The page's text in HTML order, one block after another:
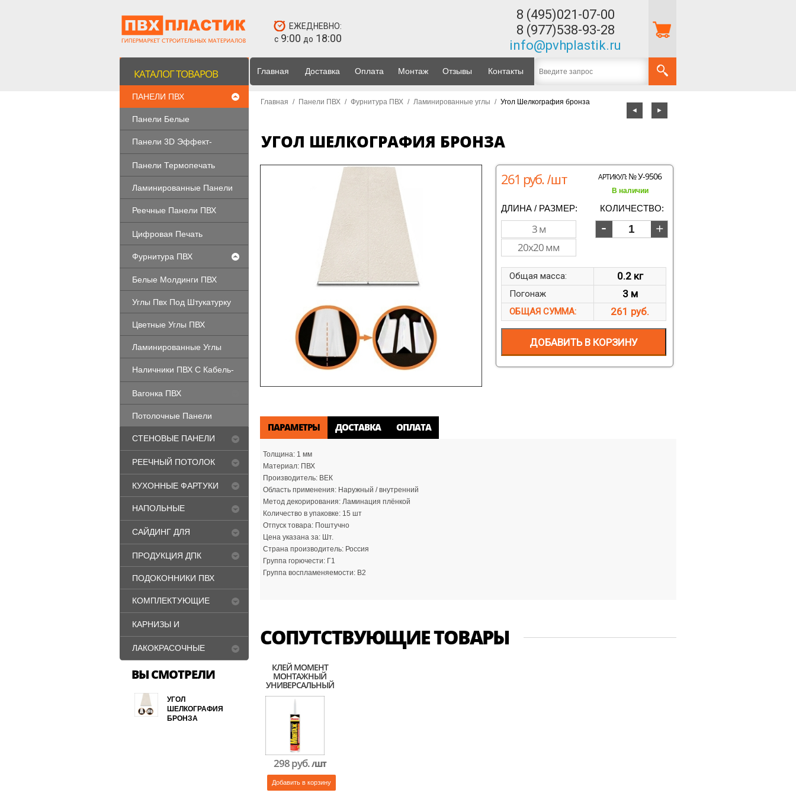
ЕЖЕДНЕВНО:
с9:00 до 18:00
8 (495)021-07-00
8 (977)538-93-28
info@pvhplastik.ru
Главная Доставка Оплата Монтаж Отзывы Контакты
Главная / Панели ПВХ / Фурнитура ПВХ / Ламинированные углы / Угол Шелкография бронза
◄ ►
УГОЛ ШЕЛКОГРАФИЯ БРОНЗА
261 руб./шт АРТИКУЛ: № У-9506
В наличии
ДЛИНА / РАЗМЕР: КОЛИЧЕСТВО:
Общая масса: 0.2 кг
Погонаж 3 м
ОБЩАЯ СУММА: 261 руб.
ДОБАВИТЬ В КОРЗИНУ
ПАРАМЕТРЫ ДОСТАВКА ОПЛАТА
Толщина:1 мм
Материал:ПВХ
Производитель:ВЕК
Область применения:Наружный / внутренний
Метод декорирования:Ламинация плёнкой
Количество в упаковке:15 шт
Отпуск товара:Поштучно
Цена указана за:Шт.
Страна производитель:Россия
Группа горючести:Г1
Группа воспламеняемости:В2
СОПУТСТВУЮЩИЕ ТОВАРЫ
КЛЕЙ МОМЕНТ
МОНТАЖНЫЙ
УНИВЕРСАЛЬНЫЙ
МP-40 (БЕЖЕВЫЙ)
298 руб./ШТ
Добавить в корзину
КАТАЛОГ ТОВАРОВ
ПАНЕЛИ ПВХ
Панели Белые
Панели 3D Эффект-
РАСПРОДАЖА
Панели Термопечать
Ламинированные Панели
Реечные Панели ПВХ
"LEGNO"
Цифровая Печать
Фурнитура ПВХ
Белые Молдинги ПВХ
Углы Пвх Под Штукатурку
Цветные Углы ПВХ
Ламинированные Углы
Наличники ПВХ С Кабель-
Каналом
Вагонка ПВХ
Потолочные Панели
СТЕНОВЫЕ ПАНЕЛИ
МДФ
РЕЕЧНЫЙ ПОТОЛОК
"CESAL"
КУХОННЫЕ ФАРТУКИ
НАПОЛЬНЫЕ
ПОКРЫТИЯ
САЙДИНГ ДЛЯ
ФАСАДА
ПРОДУКЦИЯ ДПК
ПОДОКОННИКИ ПВХ
КОМПЛЕКТУЮЩИЕ
ДЛЯ ОКОН ПВХ
КАРНИЗЫ И
ПЛИНТУСА
ЛАКОКРАСОЧНЫЕ
МАТЕРИАЛЫ
ВЫ СМОТРЕЛИ
УГОЛ
ШЕЛКОГРАФИЯ
БРОНЗА